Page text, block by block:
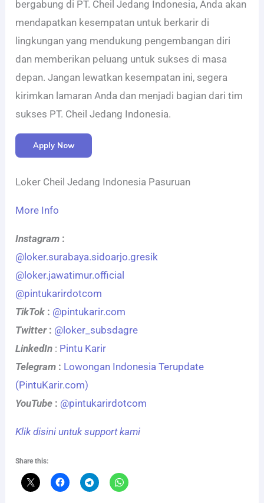
bergabung di PT. Cheil Jedang Indonesia, Anda akan
mendapatkan kesempatan untuk berkarir di
lingkungan yang mendukung pengembangan diri
dan memberikan peluang untuk sukses di masa
depan. Jangan lewatkan kesempatan ini, segera
kirimkan lamaran Anda dan menjadi bagian dari tim
sukses PT. Cheil Jedang Indonesia.
Apply Now
Loker Cheil Jedang Indonesia Pasuruan
More Info
Instagram :
@loker.surabaya.sidoarjo.gresik
@loker.jawatimur.official
@pintukarirdotcom
TikTok : @pintukarir.com
Twitter: @loker_subsdagre
LinkedIn : Pintu Karir
Telegram : Lowongan Indonesia Terupdate
(PintuKarir.com)
YouTube : @pintukarirdotcom
Klik disini untuk support kami
Share this: